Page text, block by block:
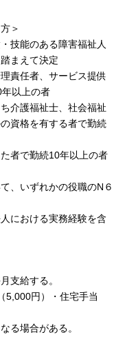
＞
技能のある障害福祉人
まえて決定
責任者、サービス提供
以上の者
介護福祉士、社会福祉
資格を有する者で勤続
者で勤続10年以上の者
、いずれかの役職のN６
における実務経験を含
支給する。
5,000円）・住宅手当
る場合がある。